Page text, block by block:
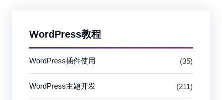
WordPress教程
WordPress插件使用 (35)
WordPress主题开发 (211)